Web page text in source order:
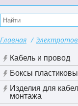
Главная /
Кабель и провод
Боксы
Изделия для
монтажа